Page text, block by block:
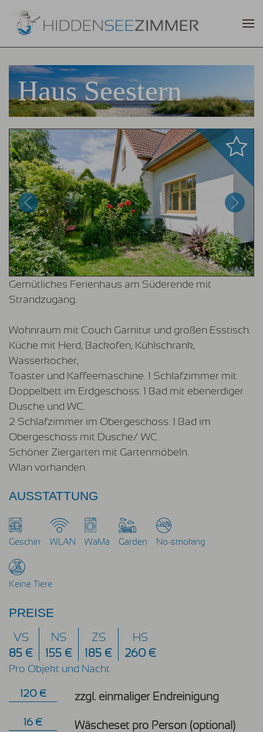
Haus Seestern
Gemütliches Ferienhaus am Süderende mit
Strandzugang.
Wohnraum mit Couch Garnitur und großen Esstisch.
Küche mit Herd, Backofen, Kühlschrank,
Wasserkocher,
Toaster und Kaffeemaschine. 1 Schlafzimmer mit
Doppelbett im Erdgeschoss. 1 Bad mit ebenerdiger
Dusche und WC.
2 Schlafzimmer im Obergeschoss. 1 Bad im
Obergeschoss mit Dusche/ WC.
Schöner Ziergarten mit Gartenmöbeln.
Wlan vorhanden.
AUSSTATTUNG
Geschirr WLAN WaMa Garden No-smoking
Keine Tiere
PREISE
VS
85 €
NS
155 €
ZS
185 €
HS
260 €
Pro Objekt und Nacht
120 € zzgl. einmaliger Endreinigung
16 € Wäscheset pro Person (optional)